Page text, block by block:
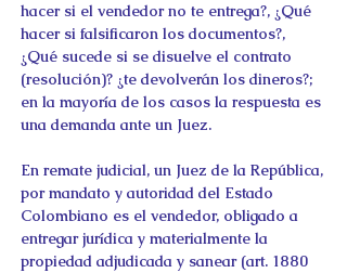
hacer si el vendedor no te entrega?, ¿Qué
hacer si falsificaron los documentos?,
¿Qué sucede si se disuelve el contrato
(resolución)? ¿te devolverán los dineros?;
en la mayoría de los casos la respuesta es
una demanda ante un Juez.
En remate judicial, un Juez de la República,
por mandato y autoridad del Estado
Colombiano es el vendedor, obligado a
entregar jurídica y materialmente la
propiedad adjudicada y sanear (art. 1880